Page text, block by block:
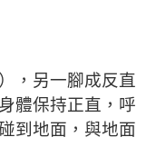
，另一腳成反直
體保持正直，呼
到地面，與地面